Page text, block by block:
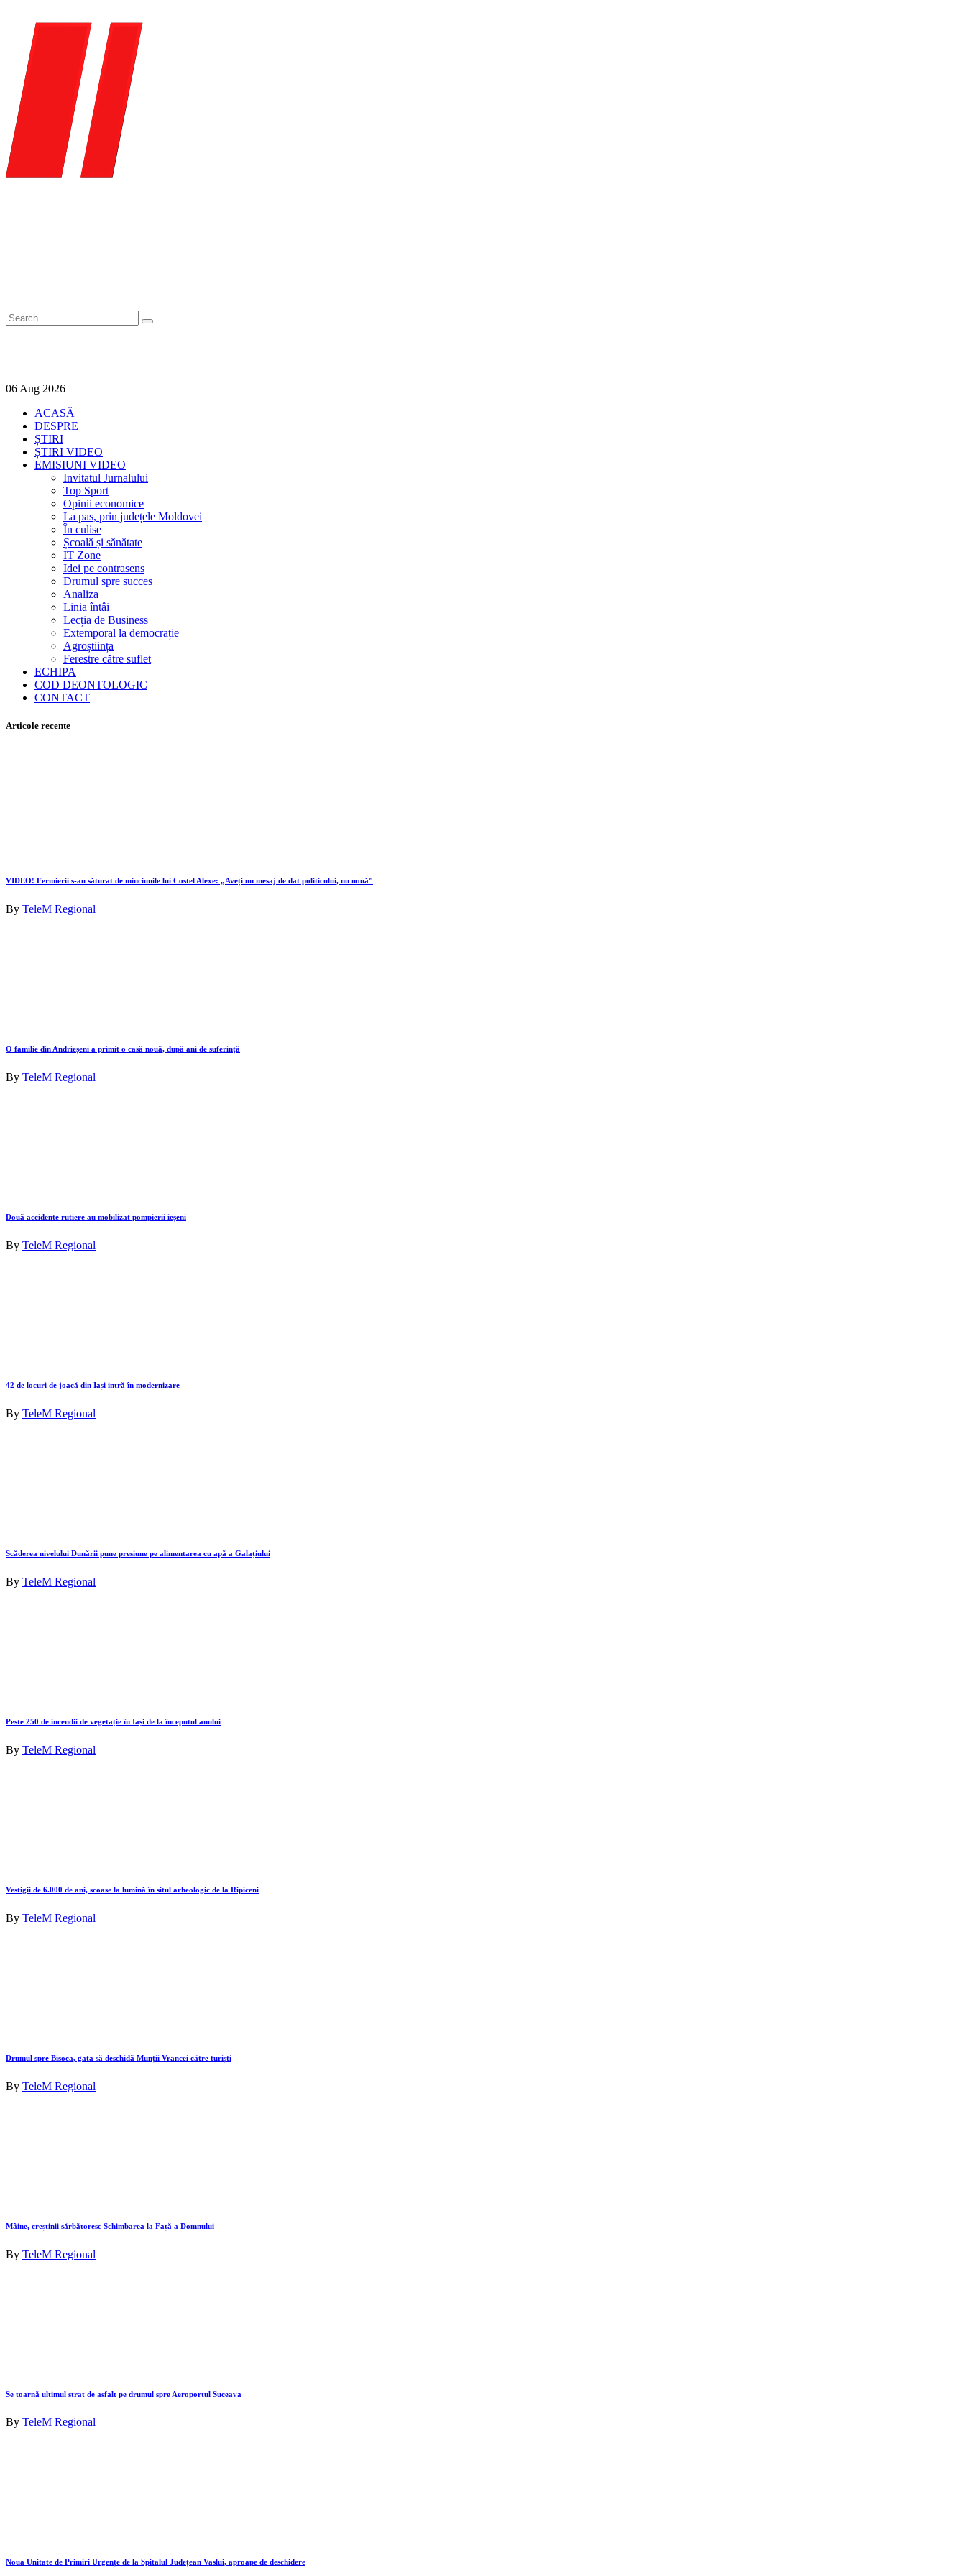
06 Aug 2026
ACASĂ
DESPRE
ȘTIRI
ȘTIRI VIDEO
EMISIUNI VIDEO
Invitatul Jurnalului
Top Sport
Opinii economice
La pas, prin județele Moldovei
În culise
Școală și sănătate
IT Zone
Idei pe contrasens
Drumul spre succes
Analiza
Linia întâi
Lecția de Business
Extemporal la democrație
Agroștiința
Ferestre către suflet
ECHIPA
COD DEONTOLOGIC
CONTACT
Articole recente
VIDEO! Fermierii s-au săturat de minciunile lui Costel Alexe: „Aveți un mesaj de dat politicului, nu nouă”
By TeleM Regional
O familie din Andrieșeni a primit o casă nouă, după ani de suferință
By TeleM Regional
Două accidente rutiere au mobilizat pompierii ieșeni
By TeleM Regional
42 de locuri de joacă din Iași intră în modernizare
By TeleM Regional
Scăderea nivelului Dunării pune presiune pe alimentarea cu apă a Galațiului
By TeleM Regional
Peste 250 de incendii de vegetație în Iași de la începutul anului
By TeleM Regional
Vestigii de 6.000 de ani, scoase la lumină în situl arheologic de la Ripiceni
By TeleM Regional
Drumul spre Bisoca, gata să deschidă Munții Vrancei către turiști
By TeleM Regional
Mâine, creștinii sărbătoresc Schimbarea la Față a Domnului
By TeleM Regional
Se toarnă ultimul strat de asfalt pe drumul spre Aeroportul Suceava
By TeleM Regional
Noua Unitate de Primiri Urgențe de la Spitalul Județean Vaslui, aproape de deschidere